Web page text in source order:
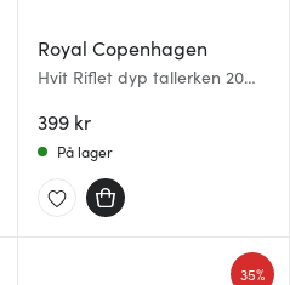
Royal Copenhagen
Hvit Riflet dyp tallerken 20
399 kr
På lager
35%